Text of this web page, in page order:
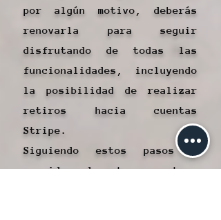
por algún motivo, deberás
renovarla para seguir
disfrutando de todas las
funcionalidades, incluyendo
la posibilidad de realizar
retiros hacia cuentas
Stripe.
Siguiendo estos pasos y
considerando estos aspectos,